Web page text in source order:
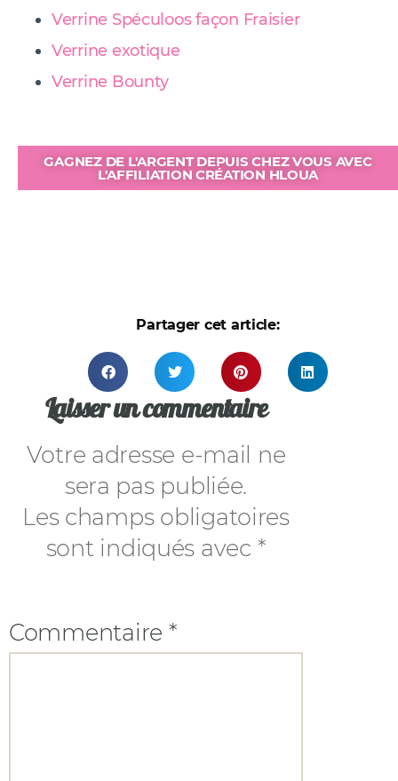
Verrine Spéculoos façon Fraisier
Verrine exotique
Verrine Bounty
GAGNEZ DE L'ARGENT DEPUIS CHEZ VOUS AVEC
L'AFFILIATION CRÉATION HLOUA
Partager cet article:
Laisser un commentaire
Votre adresse e-mail ne
sera pas publiée.
Les champs obligatoires
sont indiqués avec *
Commentaire *